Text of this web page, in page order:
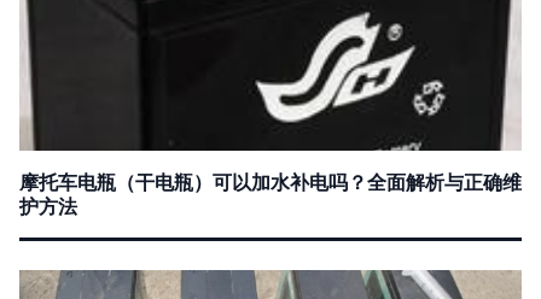
摩托车电瓶（干电瓶）可以加水补电吗？全面解析与正确维
护方法